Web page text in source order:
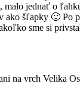
jednať o
šľapky 🙂 Po
sme si
na vrch Velika